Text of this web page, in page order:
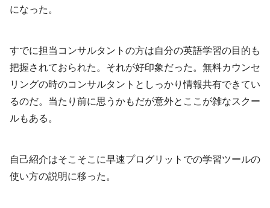
になった。
すでに担当コンサルタントの方は自分の英語学習の目的も
把握されておられた。それが好印象だった。無料カウンセ
リングの時のコンサルタントとしっかり情報共有できてい
るのだ。当たり前に思うかもだが意外とここが雑なスクー
ルもある。
自己紹介はそこそこに早速プログリットでの学習ツールの
使い方の説明に移った。